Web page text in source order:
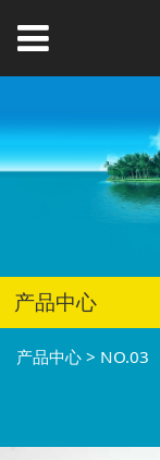
产品中心
产品中心 > NO.03